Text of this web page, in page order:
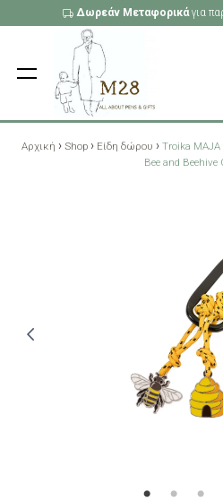
Δωρεάν Μεταφορικάγια
Αρχική › Shop › Είδη δώρου › Troika MAJA
Bee and Beehive